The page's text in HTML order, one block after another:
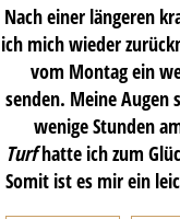
Nach einer längeren
ich mich wieder
vom Montag ein
senden. Meine
wenige Stunden
Turfhatte ich zum
Somit ist es mir ein